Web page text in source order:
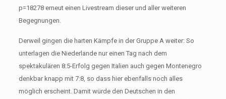
p=18278 erneut einen Livestream dieser und aller weiteren
Begegnungen.
Derweil gingen die harten Kämpfe in der Gruppe A weiter: So
unterlagen die Niederlande nur einen Tag nach dem
spektakulären 8:5-Erfolg gegen Italien auch gegen Montenegro
denkbar knapp mit 7:8, so dass hier ebenfalls noch alles
möglich erscheint. Damit würde den Deutschen in den